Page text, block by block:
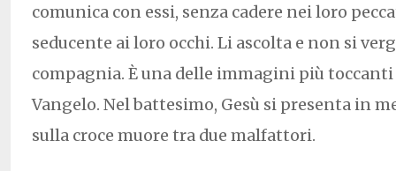
comunica con essi, senza cadere nei loro
seducente ai loro occhi. Li ascolta e non si
compagnia. È una delle immagini più
Vangelo. Nel battesimo, Gesù si presenta in
sulla croce muore tra due malfattori.